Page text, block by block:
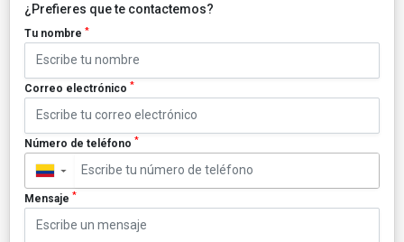
¿Prefieres que te contactemos?
Tu nombre *
Correo electrónico *
Número de teléfono *
▼
Mensaje *